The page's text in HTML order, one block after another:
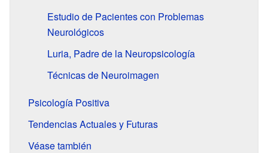
Estudio de Pacientes con Problemas
Neurológicos
Luria, Padre de la Neuropsicología
Técnicas de Neuroimagen
Psicología Positiva
Tendencias Actuales y Futuras
Véase también